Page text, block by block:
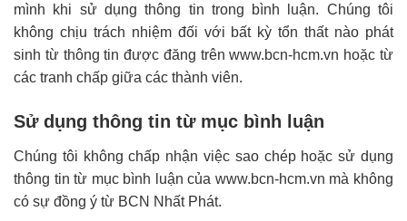
mình khi sử dụng thông tin trong bình luận. Chúng tôi
không chịu trách nhiệm đối với bất kỳ tổn thất nào phát
sinh từ thông tin được đăng trên www.bcn-hcm.vn hoặc từ
các tranh chấp giữa các thành viên.
Sử dụng thông tin từ mục bình luận
Chúng tôi không chấp nhận việc sao chép hoặc sử dụng
thông tin từ mục bình luận của www.bcn-hcm.vn mà không
có sự đồng ý từ BCN Nhất Phát.